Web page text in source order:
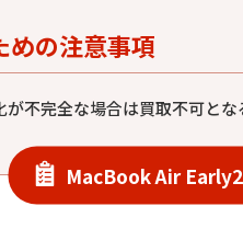
めの注意事項
不完全な場合は買取不可と
MacBook Air